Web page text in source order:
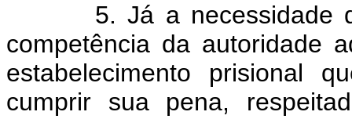
5. Já a necessidade de
competência da autoridade
estabelecimento prisional
cumprir sua pena,